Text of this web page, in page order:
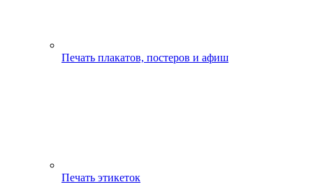
Печать плакатов, постеров и афиш
Печать этикеток